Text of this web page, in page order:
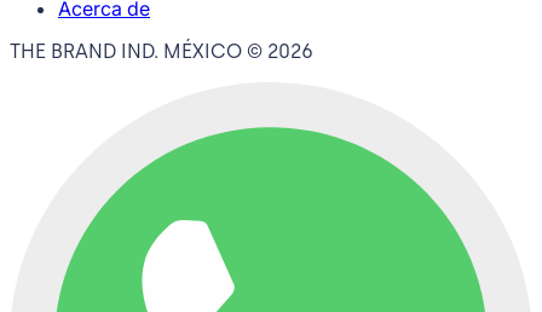
Acerca de
THE BRAND IND. MÉXICO © 2026